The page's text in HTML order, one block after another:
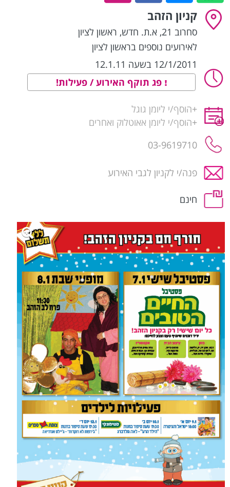
קניון הזהב
סחרוב 21, א.ת. חדש , ראשון לציון
לאירועים נוספים בראשון לציון
12/1/2011 בשעה 12.1.11
פג תוקף האירוע / פעילות!
+הוסף/י ליומן גוגל
+הוסף/י ליומן אאוטלוק ואחרים
03-9619710
פנה/י לקניון לגבי האירוע
חינם